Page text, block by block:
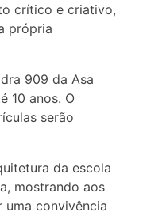
crítico e criativo,
própria
909 da Asa
10 anos. O
serão
da escola
mostrando aos
uma convivência